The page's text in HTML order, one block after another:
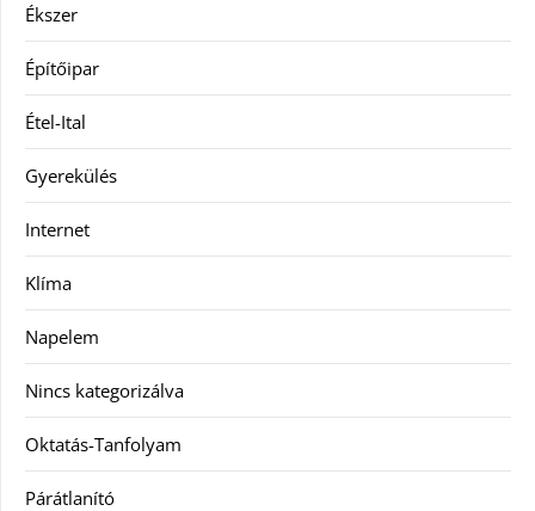
Ékszer
Építőipar
Étel-Ital
Gyerekülés
Internet
Klíma
Napelem
Nincs kategorizálva
Oktatás-Tanfolyam
Párátlanító